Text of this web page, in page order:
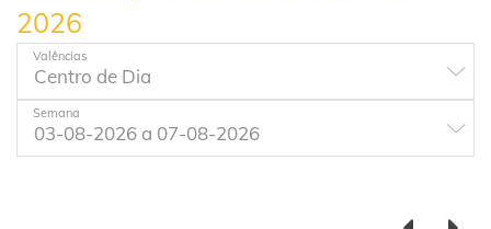
2026
Valências
Semana